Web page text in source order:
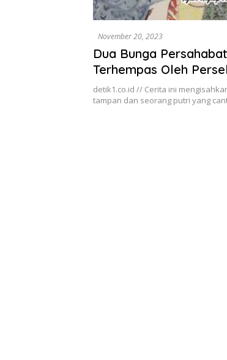
November 20, 2023
Dua Bunga
Terhempas Oleh
detik1.co.id // Cerita ini
tampan dan seorang putri yang